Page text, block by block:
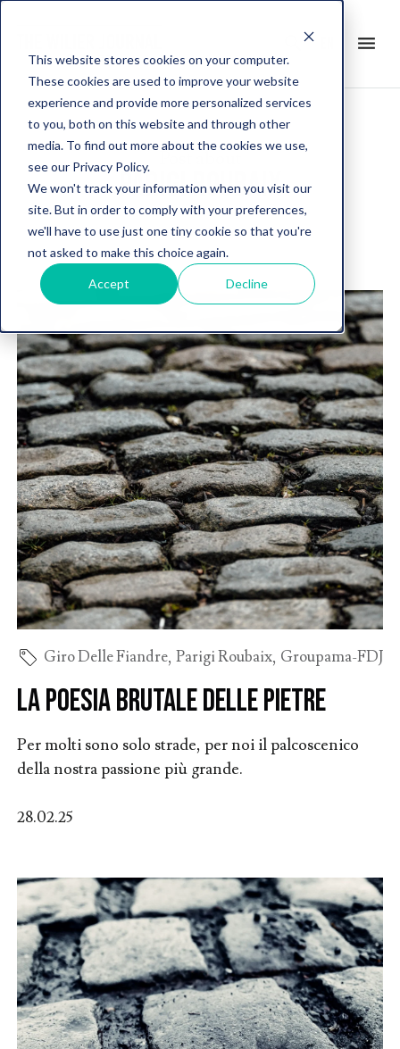
This website stores cookies on your computer.
These cookies are used to improve your website
experience and provide more personalized services
to you, both on this website and through other
media. To find out more about the cookies we use,
see our Privacy Policy.
We won't track your information when you visit our
site. But in order to comply with your preferences,
we'll have to use just one tiny cookie so that you're
not asked to make this choice again.
Accept Decline
menu
search
PARIGI ROUBAIX
Giro Delle Fiandre, Parigi Roubaix, Groupama-FDJ
La poesia brutale delle pietre
Per molti sono solo strade, per noi il palcoscenico
della nostra passione più grande.
28.02.25